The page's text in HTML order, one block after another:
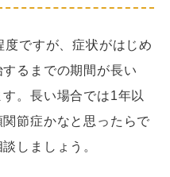
ですが、症状がはじめ
るまでの期間が長い
。長い場合では1年以
関節症かなと思ったらで
しましょう。